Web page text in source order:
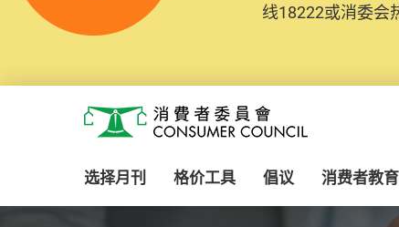
线18222或消委会
消费者委员会
选择月刊 格价工具 倡议 消费者教育